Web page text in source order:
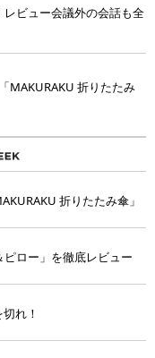
ビュー会議外の会話も全
MAKURAKU 折りたたみ
折りたたみ傘」
ロー」を徹底レビュー
れ！